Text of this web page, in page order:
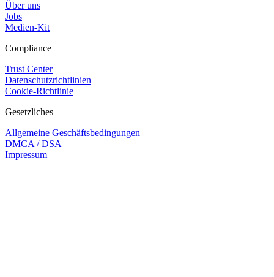
Über uns
Jobs
Medien-Kit
Compliance
Trust Center
Datenschutzrichtlinien
Cookie-Richtlinie
Gesetzliches
Allgemeine Geschäftsbedingungen
DMCA / DSA
Impressum